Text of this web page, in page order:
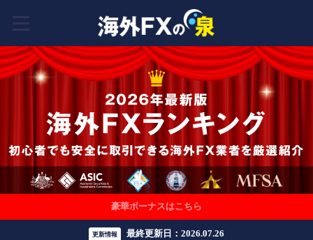
豪華ボーナスはこちら
更新情報 最終更新日：2026.07.26